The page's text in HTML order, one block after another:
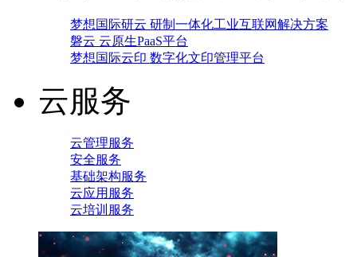
梦想国际研云 研制一体化工业互联网解决方案
磐云 云原生PaaS平台
梦想国际云印 数字化文印管理平台
云服务
云管理服务
安全服务
基础架构服务
云应用服务
云培训服务